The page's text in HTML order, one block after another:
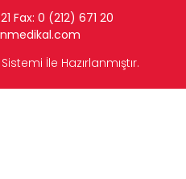
Fax: 0 (212) 671 20
İle Hazırlanmıştır.